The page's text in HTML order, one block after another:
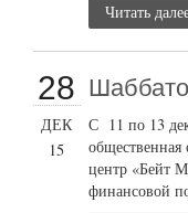
Читать
28
ДЕК
15
С 11 по 13
центр «Бейт
финансовой